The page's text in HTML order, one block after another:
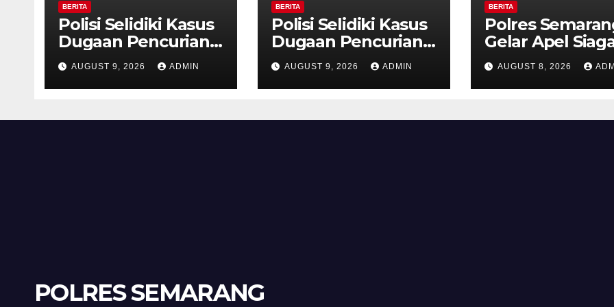
BERITA
Polisi Selidiki Kasus
Dugaan Pencurian
dengan Kekerasan
di Counter HP Royal
Phone Ambarawa.
AUGUST 9, 2026 ADMIN
BERITA
Polisi Selidiki Kasus
Dugaan Pencurian
dengan Kekerasan
di Counter HP Royal
Phone Ambarawa.
AUGUST 9, 2026 ADMIN
BERITA
Polres
Gelar Apel
Karhutla,
Tekankan
dan
AUGUST 8, 2026
POLRES SEMARANG